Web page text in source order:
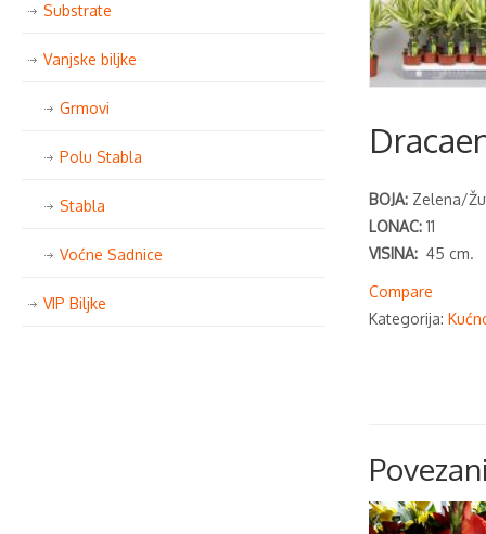
BOJA: Zelena/
LONAC: 11
VISINA: 45 cm.
Compare
Kategorija:
Substrate
Vanjske biljke
Grmovi
Polu Stabla
Stabla
Voćne Sadnice
VIP Biljke